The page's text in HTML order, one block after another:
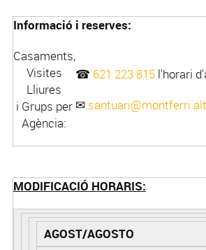
Informació i reserves:
Casaments,
Visites
Lliures
i Grups per
Agència:
☎ 621 223 815l'horari
✉
MODIFICACIÓ HORARIS:
AGOST/AGOSTO